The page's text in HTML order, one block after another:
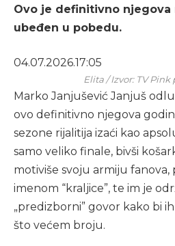
Ovo je definitivno
ubeđen u pobedu.
04.07.2026.17:05
Elita / Izvor: TV Pink
Marko Janjušević Janjuš
ovo definitivno njegova
sezone rijalitija izaći kao
samo veliko finale, bivši
motiviše svoju armiju fanova,
imenom “kraljice”, te im je
„predizborni” govor kako bi
što većem broju.